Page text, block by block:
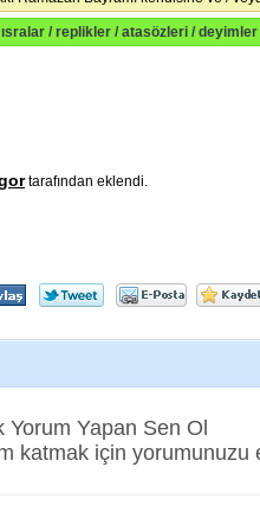
/ replikler / atasözleri /
tarafından eklendi.
Yorum Yapan Sen Ol
katmak için yorumunuzu